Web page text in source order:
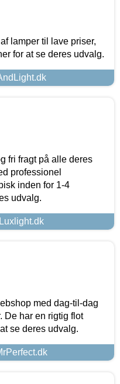
lamper til lave priser,
for at se deres udvalg.
fri fragt på alle deres
professionel
inden for 1-4
udvalg.
med dag-til-dag
De har en rigtig flot
se deres udvalg.